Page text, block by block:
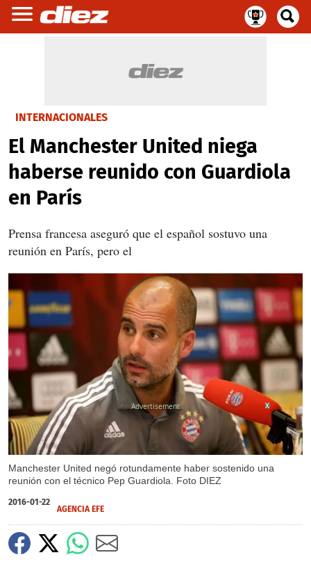
INTERNACIONALES
El Manchester United niega
haberse reunido con Guardiola
en París
Prensa francesa aseguró que el español sostuvo una
reunión en París, pero el
Manchester United negó rotundamente haber sostenido una
reunión con el técnico Pep Guardiola. Foto DIEZ
X
2016-01-22
AGENCIA EFE